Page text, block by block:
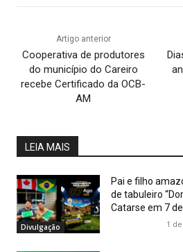
Artigo anterior
Cooperativa de produtores
do município do Careiro
recebe Certificado da OCB-
AM
LEIA MAIS
Divulgação
Pai e filho
de tabuleiro
Catarse em 7
1